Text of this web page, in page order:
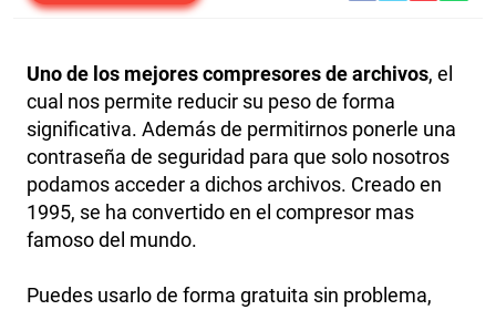
Uno de los mejores compresores de archivos, el
cual nos permite reducir su peso de forma
significativa. Además de permitirnos ponerle una
contraseña de seguridad para que solo nosotros
podamos acceder a dichos archivos. Creado en
1995, se ha convertido en el compresor mas
famoso del mundo.
Puedes usarlo de forma gratuita sin problema,